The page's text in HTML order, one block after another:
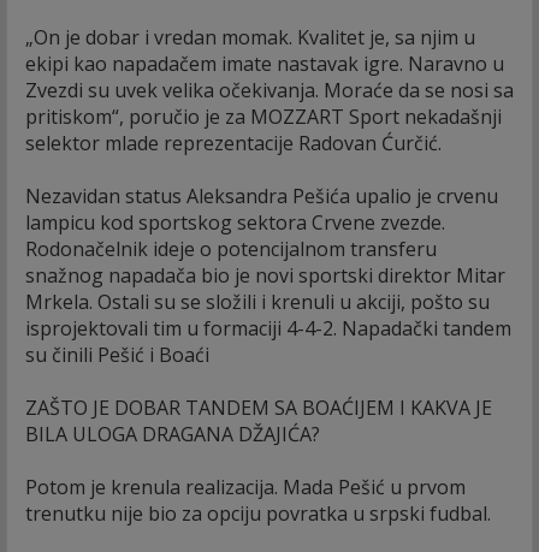
„On je dobar i vredan momak. Kvalitet je, sa njim u
ekipi kao napadačem imate nastavak igre. Naravno u
Zvezdi su uvek velika očekivanja. Moraće da se nosi sa
pritiskom“, poručio je za MOZZART Sport nekadašnji
selektor mlade reprezentacije Radovan Ćurčić.
Nezavidan status Aleksandra Pešića upalio je crvenu
lampicu kod sportskog sektora Crvene zvezde.
Rodonačelnik ideje o potencijalnom transferu
snažnog napadača bio je novi sportski direktor Mitar
Mrkela. Ostali su se složili i krenuli u akciji, pošto su
isprojektovali tim u formaciji 4-4-2. Napadački tandem
su činili Pešić i Boaći
ZAŠTO JE DOBAR TANDEM SA BOAĆIJEM I KAKVA JE
BILA ULOGA DRAGANA DŽAJIĆA?
Potom je krenula realizacija. Mada Pešić u prvom
trenutku nije bio za opciju povratka u srpski fudbal.